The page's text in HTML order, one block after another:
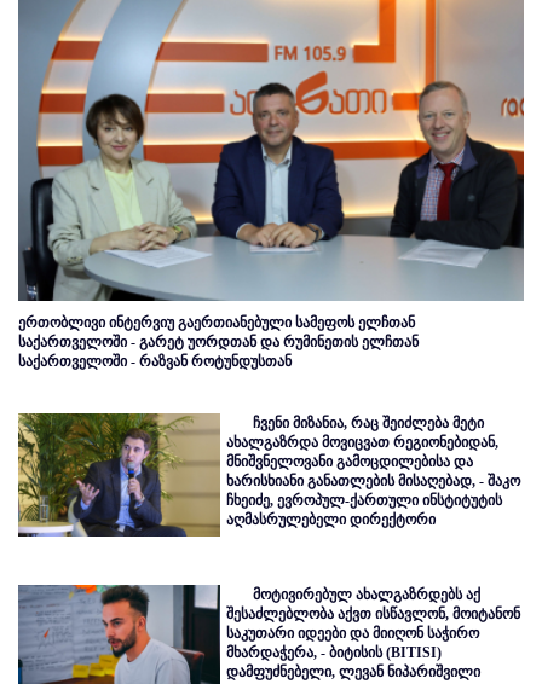
ერთობლივი ინტერვიუ გაერთიანებული სამეფოს ელჩთან
საქართველოში - გარეტ უორდთან და რუმინეთის ელჩთან
საქართველოში - რაზვან როტუნდუსთან
ჩვენი მიზანია, რაც შეიძლება მეტი
ახალგაზრდა მოვიცვათ რეგიონებიდან,
მნიშვნელოვანი გამოცდილებისა და
ხარისხიანი განათლების მისაღებად, - შაკო
ჩხეიძე, ევროპულ-ქართული ინსტიტუტის
აღმასრულებელი დირექტორი
მოტივირებულ ახალგაზრდებს აქ
შესაძლებლობა აქვთ ისწავლონ, მოიტანონ
საკუთარი იდეები და მიიღონ საჭირო
მხარდაჭერა, - ბიტისის (BITISI)
დამფუძნებელი, ლევან ნიპარიშვილი